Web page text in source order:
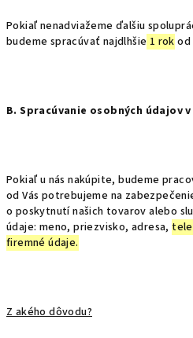
Pokiaľ nenadviažeme ďalšiu
budeme spracúvať najdlhšie 1 rok od
B. Spracúvanie osobných údajov
Pokiaľ u nás nakúpite, budeme
od Vás potrebujeme na
o poskytnutí našich tovarov alebo
údaje: meno, priezvisko, adresa,
firemné údaje.
Z akého dôvodu?